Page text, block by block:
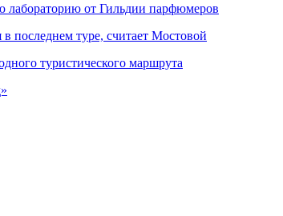
от Гильдии парфюмеров
последнем туре, считает Мостовой
туристического маршрута